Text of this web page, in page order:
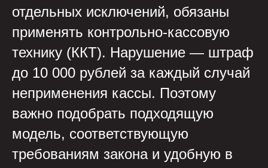
отдельных исключений, обязаны
применять контрольно-кассовую
технику (ККТ). Нарушение — штраф
до 10 000 рублей за каждый случай
неприменения кассы. Поэтому
важно подобрать подходящую
модель, соответствующую
требованиям закона и удобную в